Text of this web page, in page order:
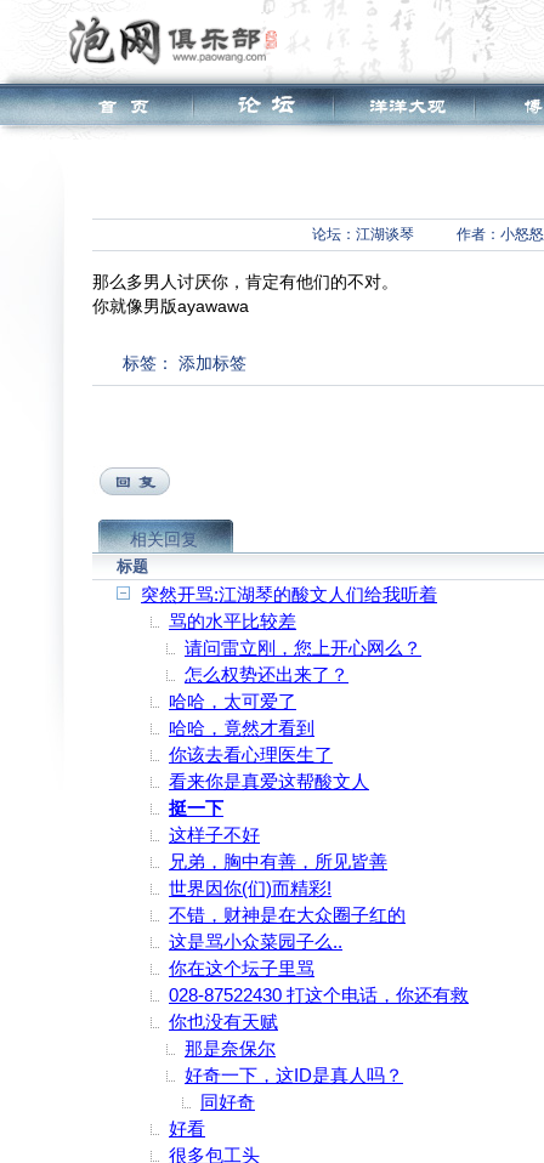
论坛： 江湖谈琴 作者：小怒
那么多男人讨厌你，肯定有他们的不对。
你就像男版ayawawa
标签： 添加标签
相关回复
标题
突然开骂:江湖琴的酸文人们给我听着
骂的水平比较差
请问雷立刚，您上开心网么？
怎么权势还出来了？
哈哈，太可爱了
哈哈，竟然才看到
你该去看心理医生了
看来你是真爱这帮酸文人
挺一下
这样子不好
兄弟，胸中有善，所见皆善
世界因你(们)而精彩!
不错，财神是在大众圈子红的
这是骂小众菜园子么..
你在这个坛子里骂
028-87522430 打这个电话，你还有救
你也没有天赋
那是奈保尔
好奇一下，这ID是真人吗？
同好奇
好看
很多包工头